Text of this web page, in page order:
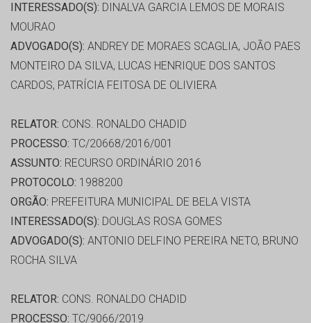
INTERESSADO(S): DINALVA GARCIA LEMOS DE MORAIS
MOURAO
ADVOGADO(S): ANDREY DE MORAES SCAGLIA, JOÃO PAES
MONTEIRO DA SILVA, LUCAS HENRIQUE DOS SANTOS
CARDOS, PATRÍCIA FEITOSA DE OLIVIERA
RELATOR: CONS. RONALDO CHADID
PROCESSO: TC/20668/2016/001
ASSUNTO: RECURSO ORDINÁRIO 2016
PROTOCOLO: 1988200
ORGÃO: PREFEITURA MUNICIPAL DE BELA VISTA
INTERESSADO(S): DOUGLAS ROSA GOMES
ADVOGADO(S): ANTONIO DELFINO PEREIRA NETO, BRUNO
ROCHA SILVA
RELATOR: CONS. RONALDO CHADID
PROCESSO: TC/9066/2019